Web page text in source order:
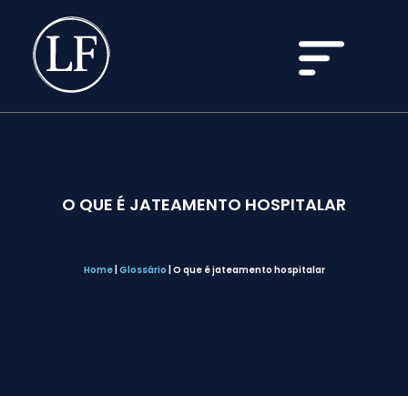
O QUE É JATEAMENTO HOSPITALAR
Home| Glossário O que é jateamento hospitalar